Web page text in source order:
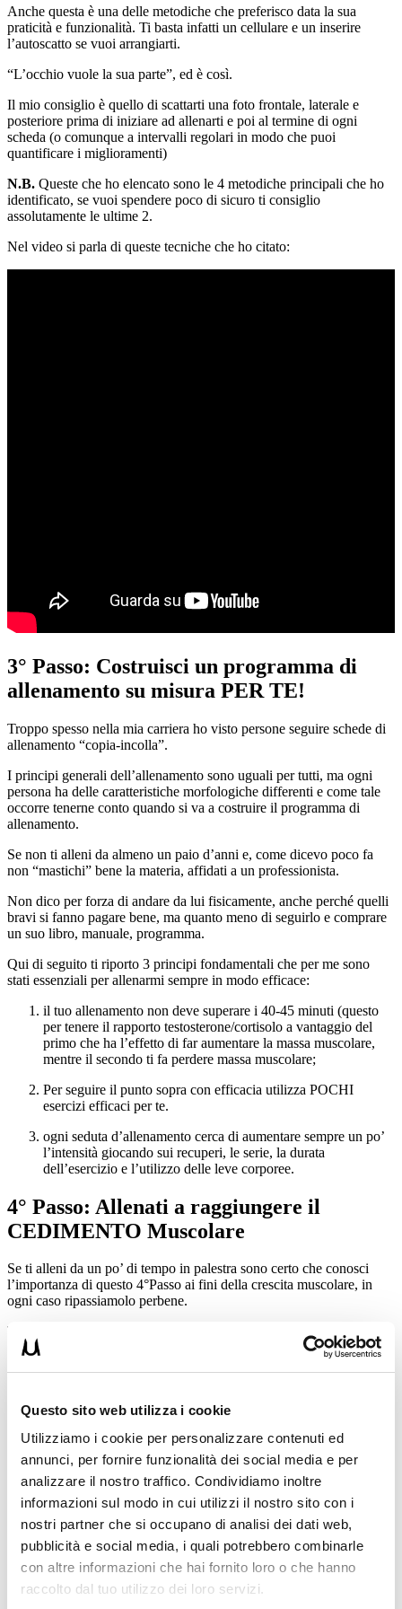
Questo sito web utilizza i cookie
Utilizziamo i cookie per personalizzare contenuti ed
annunci, per fornire funzionalità dei social media e per
analizzare il nostro traffico. Condividiamo inoltre
informazioni sul modo in cui utilizzi il nostro sito con i
nostri partner che si occupano di analisi dei dati web,
pubblicità e social media, i quali potrebbero combinarle
con altre informazioni che hai fornito loro o che hanno
raccolto dal tuo utilizzo dei loro servizi.
Anche questa è una delle metodiche che preferisco data la sua
praticità e funzionalità. Ti basta infatti un cellulare e un inserire
l’autoscatto se vuoi arrangiarti.
“L’occhio vuole la sua parte”, ed è così.
Il mio consiglio è quello di scattarti una foto frontale, laterale e
posteriore prima di iniziare ad allenarti e poi al termine di ogni
scheda (o comunque a intervalli regolari in modo che puoi
quantificare i miglioramenti)
N.B. Queste che ho elencato sono le 4 metodiche principali che ho
identificato, se vuoi spendere poco di sicuro ti consiglio
assolutamente le ultime 2.
Nel video si parla di queste tecniche che ho citato:
3° Passo: Costruisci un programma di
allenamento su misura PER TE!
Troppo spesso nella mia carriera ho visto persone seguire schede di
allenamento “copia-incolla”.
I principi generali dell’allenamento sono uguali per tutti, ma ogni
persona ha delle caratteristiche morfologiche differenti e come tale
occorre tenerne conto quando si va a costruire il programma di
allenamento.
Se non ti alleni da almeno un paio d’anni e, come dicevo poco fa
non “mastichi” bene la materia, affidati a un professionista.
Non dico per forza di andare da lui fisicamente, anche perché quelli
bravi si fanno pagare bene, ma quanto meno di seguirlo e comprare
un suo libro, manuale, programma.
Qui di seguito ti riporto 3 principi fondamentali che per me sono
stati essenziali per allenarmi sempre in modo efficace:
il tuo allenamento non deve superare i 40-45 minuti (questo
per tenere il rapporto testosterone/cortisolo a vantaggio del
primo che ha l’effetto di far aumentare la massa muscolare,
mentre il secondo ti fa perdere massa muscolare;
Per seguire il punto sopra con efficacia utilizza POCHI
esercizi efficaci per te.
ogni seduta d’allenamento cerca di aumentare sempre un po’
l’intensità giocando sui recuperi, le serie, la durata
dell’esercizio e l’utilizzo delle leve corporee.
4° Passo: Allenati a raggiungere il
CEDIMENTO Muscolare
Se ti alleni da un po’ di tempo in palestra sono certo che conosci
l’importanza di questo 4°Passo ai fini della crescita muscolare, in
ogni caso ripassiamolo perbene.
Ti spiego subito cosa intendo per CEDIMENTO MUSCOLARE
con un esempio invece di dilungarmi in lunghi e arzigogolati
tecnicismi. Se stai facendo le classiche distensioni su panca, e devi
fatto bene ovviamente farai molta più fatica nella 3° serie).
Raggiungere il cedimento muscolare non è facile se non sei
allenato. E’ soprattutto una questione mentale. Significa continuare a
spingere anche quando i muscoli bruciano e vorresti mollare. Più ti
alleni a farlo più ti verrà facile!
5° Passo: Fai ogni giorno 5/6 pasti
Questo è tanto efficace quanto sottovalutato, e quindi trascurato